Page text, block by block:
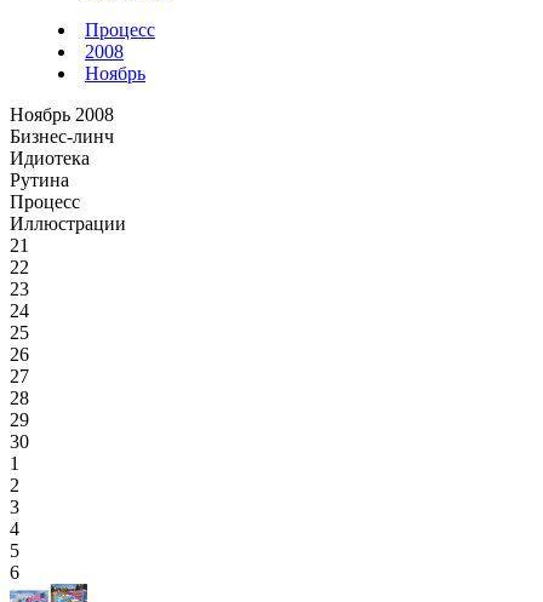
Процесс
2008
Ноябрь
Ноябрь 2008
Бизнес-линч
Идиотека
Рутина
Процесс
Иллюстрации
21
22
23
24
25
26
27
28
29
30
1
2
3
4
5
6